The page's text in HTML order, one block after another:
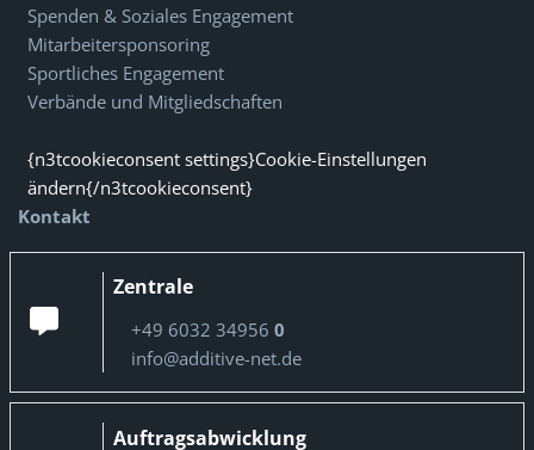
Spenden & Soziales Engagement
Mitarbeitersponsoring
Sportliches Engagement
Verbände und Mitgliedschaften
{n3tcookieconsent settings}Cookie-Einstellungen
ändern{/n3tcookieconsent}
Kontakt
Zentrale
+49 6032 34956 0
info@additive-net.de
Auftragsabwicklung